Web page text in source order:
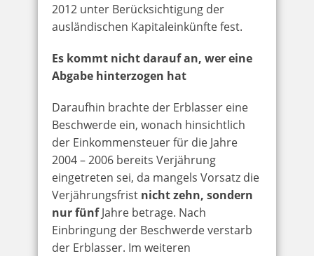
2012 unter Berücksichtigung der
ausländischen Kapitaleinkünfte fest.
Es kommt nicht darauf an, wer eine
Abgabe hinterzogen hat
Daraufhin brachte der Erblasser eine
Beschwerde ein, wonach hinsichtlich
der Einkommensteuer für die Jahre
2004 – 2006 bereits Verjährung
eingetreten sei, da mangels Vorsatz die
Verjährungsfrist nicht zehn, sondern
nur fünfJahre betrage. Nach
Einbringung der Beschwerde verstarb
der Erblasser. Im weiteren